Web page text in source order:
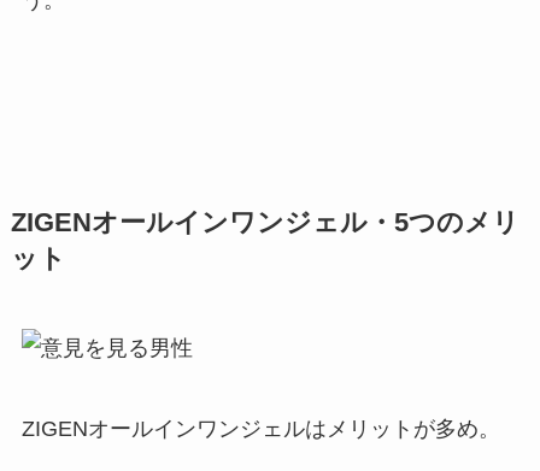
ZIGENオールインワンジェル・5つのメリ
ット
ZIGENオールインワンジェルはメリットが多め。